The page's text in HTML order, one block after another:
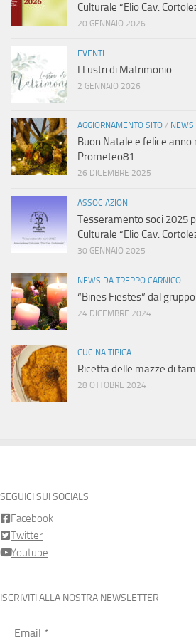
Culturale “Elio Cav.
20 GENNAIO 2026
EVENTI
I Lustri di Matrimonio
2 GENNAIO 2026
AGGIORNAMENTO SITO / NEWS
Buon Natale e felice anno
Prometeo81
26 DICEMBRE 2025
ASSOCIAZIONI
Tesseramento soci 2025
Culturale “Elio Cav.
30 GENNAIO 2025
NEWS DA TREPPO CARNICO
“Bines Fiestes” dal
24 DICEMBRE 2024
CUCINA TIPICA
Ricetta delle mazze di
28 OTTOBRE 2024
SEGUICI SUI SOCIALS
Facebook
Twitter
Youtube
ISCRIVITI ALLA NOSTRA NEWSLETTER
Email *